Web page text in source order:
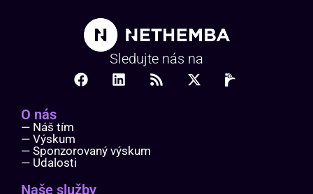
Sledujte nás na
O nás
— Náš tím
— Výskum
— Sponzorovaný výskum
— Udalosti
Naše služby